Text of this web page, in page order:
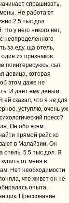
спрашивать,
Не работают
2,5 тыс.дол.
Но у него никого нет,
неопределенного
за еду, ща отель,
из признаков
поинтересуюсь, сыт
девица, которая
этом даже не
И дает ему деньги.
ей сказал, что я не для
уступлю, очень уж
пресс?
Он обо всем
прямой рейс ко
в Малайзии. Он
отель. 5.5 тыс.дол. Я
от меня в
Нет необходимости
что живет он не
опыта.
Прессование